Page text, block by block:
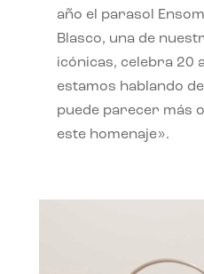
año el parasol
Blasco, una de
icónicas, celebra 20
estamos hablando
puede parecer más
este homenaje».